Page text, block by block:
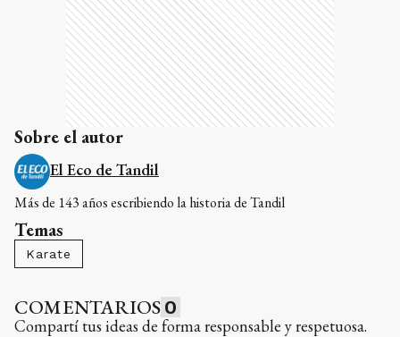
Sobre el autor
El Eco de Tandil
Más de 143 años escribiendo la historia de Tandil
Temas
Karate
COMENTARIOS 0
Compartí tus ideas de forma responsable y respetuosa.